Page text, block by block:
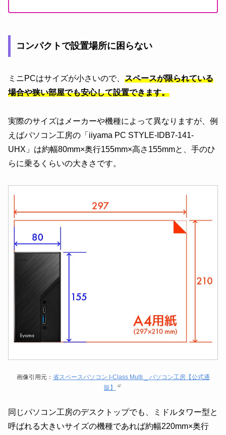
コンパクトで設置場所に困らない
ミニPCはサイズが小さいので、 スペースが限られている
場合や狭い部屋でも安心して設置できます。
実際のサイズはメーカーや機種によって異なりますが、例
えばパソコン工房の「iiyama PC STYLE-IDB7-141-
UHX」は約幅80mm×奥行155mm×高さ155mmと、手のひ
らに乗るくらいの大きさです。
画像引用元： 省スペースパソコン I-Class Multi _ パソコン工房【公式通
販】
同じパソコン工房のデスクトップでも、ミドルタワー型と
呼ばれる大きいサイズの機種であれば約幅220mm×奥行